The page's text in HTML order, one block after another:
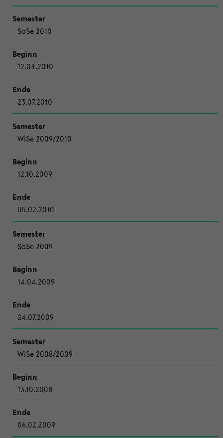
SoSe 2010
12.04.2010
23.07.2010
WiSe 2009/2010
12.10.2009
05.02.2010
SoSe 2009
14.04.2009
24.07.2009
WiSe 2008/2009
13.10.2008
06.02.2009